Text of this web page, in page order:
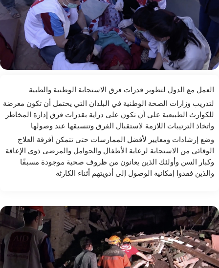
العمل مع الدول لتطوير قدرات فرق الاستجابة الوطنية والطبية
لتدريب وزارات الصحة الوطنية في البلدان التي يحتمل أن تكون معرضة
للكوارث الطبيعية على أن تكون على دراية بقدرات فرق إدارة المخاطر
واتخاذ الترتيبات اللازمة لاستقبال الفرق وتنسيقها عند وصولها
وضع إرشادات ومعايير لأفضل الممارسات حتى تتمكن أفرقة العلاج
الوقائي من الاستجابة لرعاية الأطفال والحوامل والمرضى ذوي الإعاقة
وكبار السن وأولئك الذين يعانون من ظروف صحية موجودة مسبقًا
والذين فقدوا إمكانية الوصول إلى أدويتهم أثناء الكارثة